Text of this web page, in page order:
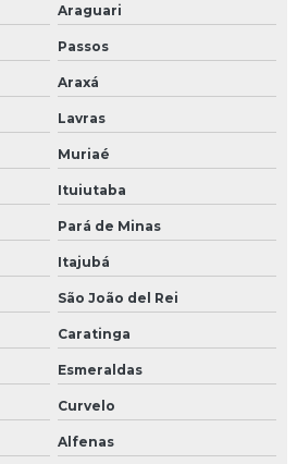
revestida de cimento
fachadas
preço
janelas
residências
Araguari
Passos
Araxá
Lavras
Muriaé
Ituiutaba
Pará de Minas
Itajubá
São João del Rei
Caratinga
Esmeraldas
Curvelo
Alfenas